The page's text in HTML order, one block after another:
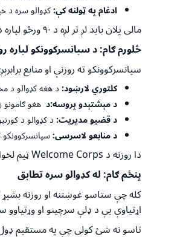
ادغام په ټولنه کې:کډوالو سره د
مالی پلان باید لږ تر لږه د ۹۰ ورځو لپاره د کډوالو د لومړنیو لګښتونو پوښښ وکړي، که څه هم ستاسو ملاتړ ممکن له دې څخه اوږد وي.
څلورم ګام: د سپانسرکوونکو لپاره
سپانسرکوونکو ته روزنې او منابع
کلتوري لارښود:د هغه کډوالو د
د مېشتېدو پروسه:د هغو
د قضیو مدیریت:د کډوالو د
د منابعو لاسرسی:
دا روزنه دWelcome Corpsټیم
پنځم ګام: له کډوالو سره تطابق
کله چې ستاسو غوښتنه او روزنه
اړتیاوې یې د ډلې سرچینو او
تاسو نه شئ کولی چې په مستقیم ډول